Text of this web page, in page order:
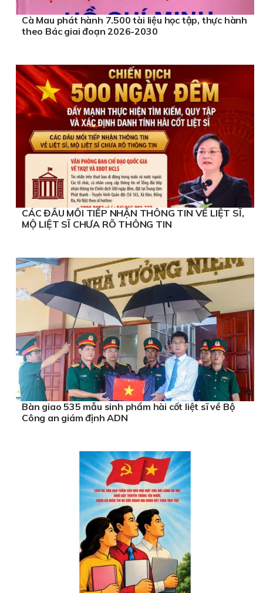
Cà Mau phát hành 7.500 tài liệu học tập, thực hành
theo Bác giai đoạn 2026-2030
CÁC ĐẦU MỐI TIẾP NHẬN THÔNG TIN VỀ LIỆT SĨ,
MỘ LIỆT SĨ CHƯA RÕ THÔNG TIN
Bàn giao 535 mẫu sinh phẩm hài cốt liệt sĩ về Bộ
Công an giám định ADN